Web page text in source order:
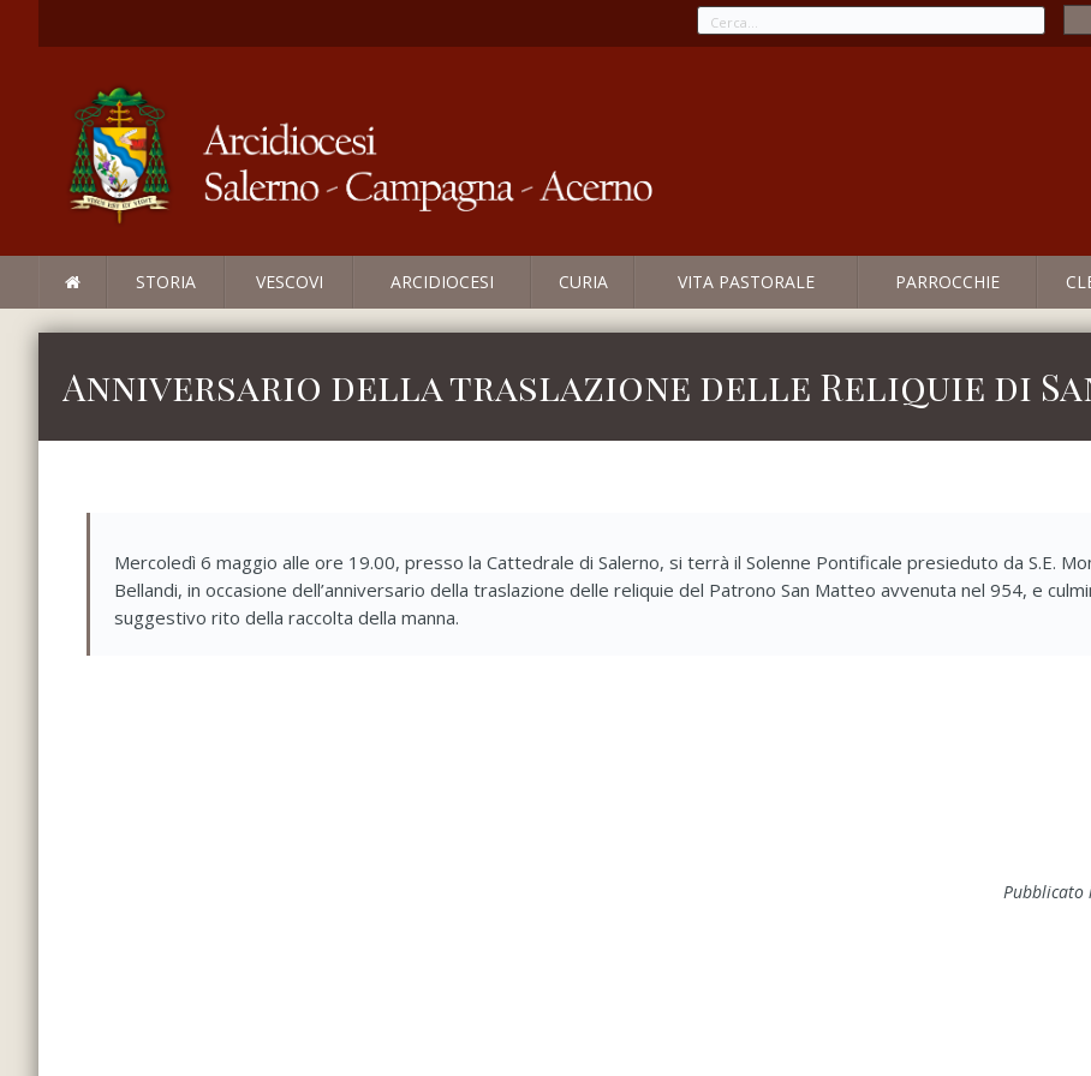
STORIA VESCOVI ARCIDIOCESI CURIA VITA PASTORALE PARROCCHIE
Anniversario della traslazione delle Reliquie di
Mercoledì 6 maggio alle ore 19.00, presso la Cattedrale di Salerno, si terrà il Solenne Pontificale presieduto da S.E.
Bellandi, in occasione dell’anniversario della traslazione delle reliquie del Patrono San Matteo avvenuta nel 954, e
suggestivo rito della raccolta della manna.